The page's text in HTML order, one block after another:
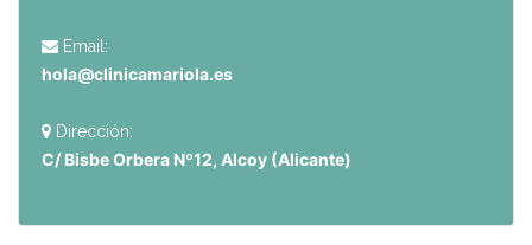
Email:
hola@clinicamariola.es
Dirección:
C/ Bisbe Orbera Nº12, Alcoy (Alicante)